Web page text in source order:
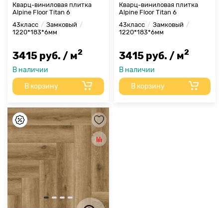
Кварц-виниловая плитка
Alpine Floor Titan 6
43класс
Замковый
1220*183*6мм
3415 руб. / м2
В наличии
В корзину
Кварц-виниловая плитка
Alpine Floor Titan 6
43класс
Замковый
1220*183*6мм
3415 руб. / м2
В наличии
В корзину